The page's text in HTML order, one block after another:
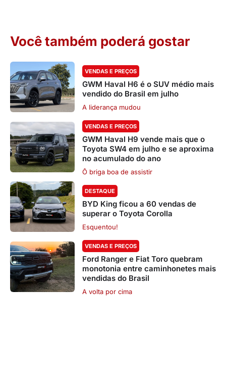
Você também poderá gostar
VENDAS E PREÇOS
GWM Haval H6 é o SUV médio mais
vendido do Brasil em julho
A liderança mudou
VENDAS E PREÇOS
GWM Haval H9 vende mais que o
Toyota SW4 em julho e se aproxima
no acumulado do ano
Ô briga boa de assistir
DESTAQUE
BYD King ficou a 60 vendas de
superar o Toyota Corolla
Esquentou!
VENDAS E PREÇOS
Ford Ranger e Fiat Toro quebram
monotonia entre caminhonetes mais
vendidas do Brasil
A volta por cima